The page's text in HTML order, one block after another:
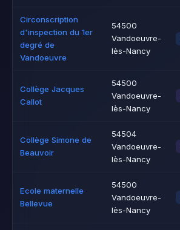
Circonscription
d'inspection du 1er
degré de
Vandoeuvre
54500
Vandoeuvre-
lès-Nancy
Collège Jacques
Callot
54500
Vandoeuvre-
lès-Nancy
Collège Simone de
Beauvoir
54504
Vandoeuvre-
lès-Nancy
Ecole maternelle
Bellevue
54500
Vandoeuvre-
lès-Nancy